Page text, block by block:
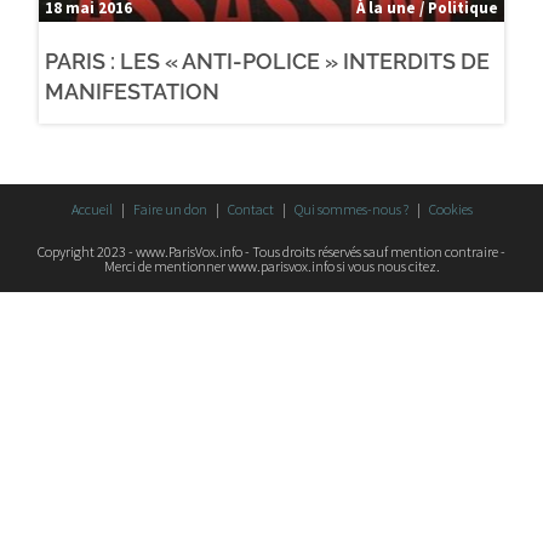
18 mai 2016 À la une / Politique
PARIS : LES « ANTI-POLICE » INTERDITS DE
MANIFESTATION
Accueil Faire un don Contact Qui sommes-nous ? Cookies
Copyright 2023 - www.ParisVox.info - Tous droits réservés sauf mention contraire -
Merci de mentionner www.parisvox.info si vous nous citez.